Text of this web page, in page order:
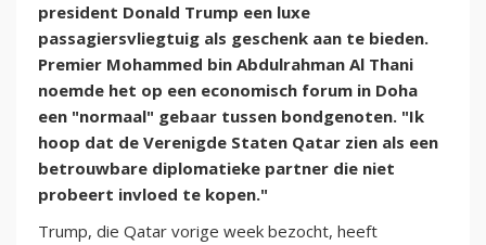
president Donald Trump een luxe
passagiersvliegtuig als geschenk aan te bieden.
Premier Mohammed bin Abdulrahman Al Thani
noemde het op een economisch forum in Doha
een "normaal" gebaar tussen bondgenoten. "Ik
hoop dat de Verenigde Staten Qatar zien als een
betrouwbare diplomatieke partner die niet
probeert invloed te kopen."
Trump, die Qatar vorige week bezocht, heeft